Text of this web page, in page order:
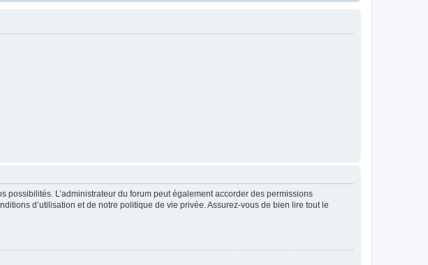
L’administrateur du forum peut également accorder des permissions
d’utilisation et de notre politique de vie privée. Assurez-vous de bien lire tout le